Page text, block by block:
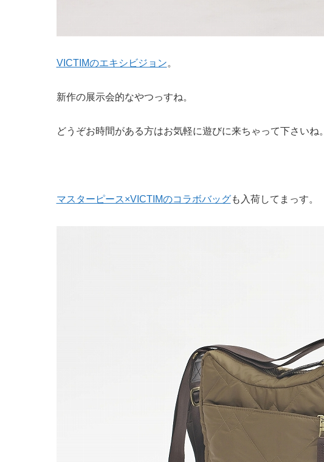
VICTIMのエキシビジョン。
新作の展示会的なやつっすね。
どうぞお時間がある方はお気軽に遊びに来ちゃって下さいね。
マスターピース×VICTIMのコラボバッグも入荷してまっす。